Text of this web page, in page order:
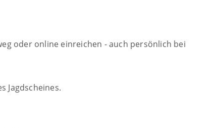
oder online einreichen - auch persönlich bei
Jagdscheines.